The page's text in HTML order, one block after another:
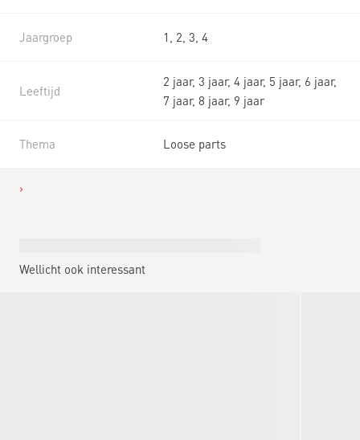
Jaargroep 1, 2, 3, 4
Leeftijd
2 jaar, 3 jaar, 4 jaar, 5 jaar, 6 jaar,
7 jaar, 8 jaar, 9 jaar
Thema Loose parts
Wellicht ook interessant